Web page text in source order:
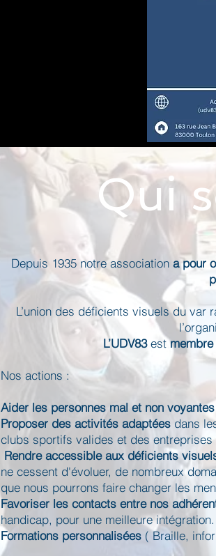
Qui
Depuis 1935 notre association a pour
L’union des déficients visuels du
L’UDV83est
Nos actions :
Aider les personnes mal et non voyantes
Proposer des activités adaptées dans
clubs sportifs valides et des entreprises
Rendre accessible aux déficients
ne cessent d'évoluer, de nombreux
que nous pourrons faire changer les
Favoriser les contacts entre nos
handicap, pour une meilleure intégration.
Formations personnalisées ( Braille,